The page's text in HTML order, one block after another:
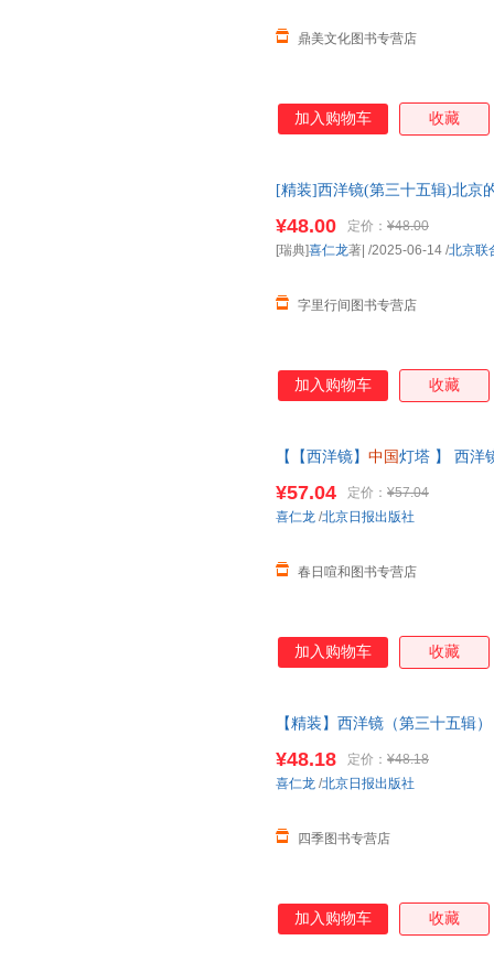
鼎美文化图书专营店
加入购物车 收藏
[精装]西洋镜(第三十五辑)北京
¥48.00 定价： ¥48.00
字里行间图书专营店
[瑞典]喜仁龙著| /2025-06-14 /北京联
加入购物车 收藏
【【西洋镜】 中国 灯塔 】 西洋
系在线当当客服
¥57.04 定价： ¥57.04
春日喧和图书专营店
喜仁龙 /北京日报出版社
加入购物车 收藏
【精装】西洋镜（第三十五辑
¥48.18 定价： ¥48.18
四季图书专营店
喜仁龙 /北京日报出版社
加入购物车 收藏